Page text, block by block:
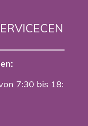
7:30 bis 18: